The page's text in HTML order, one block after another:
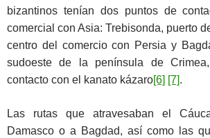
bizantinos tenían dos puntos de
comercial con Asia: Trebisonda, puerto
centro del comercio con Persia y
sudoeste de la península de
contacto con el kanato kázaro[6] [7].
Las rutas que atravesaban el
Damasco o a Bagdad, así como las